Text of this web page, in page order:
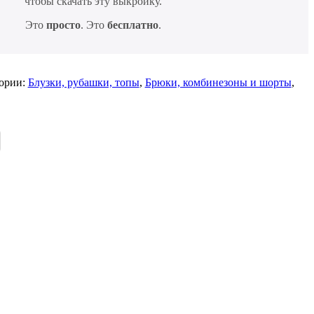
Этопросто. Этобесплатно.
Блузки, рубашки, топы, Брюки, комбинезоны и шорты,